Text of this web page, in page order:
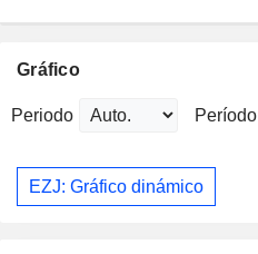
Gráfico
Periodo Período
EZJ: Gráfico dinámico